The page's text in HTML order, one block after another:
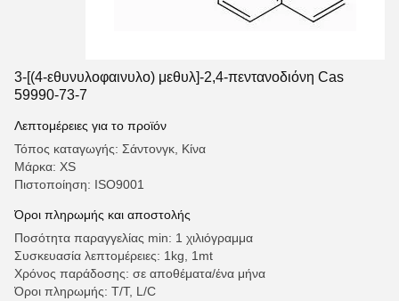
3-[(4-εθυνυλοφαινυλο) μεθυλ]-2,4-πεντανοδιόνη Cas
59990-73-7
Λεπτομέρειες για το προϊόν
Τόπος καταγωγής: Σάντονγκ, Κίνα
Μάρκα: XS
Πιστοποίηση: ISO9001
Όροι πληρωμής και αποστολής
Ποσότητα παραγγελίας min: 1 χιλιόγραμμα
Συσκευασία λεπτομέρειες: 1kg, 1mt
Χρόνος παράδοσης: σε αποθέματα/ένα μήνα
Όροι πληρωμής: T/T, L/C